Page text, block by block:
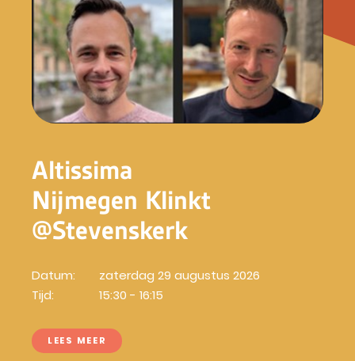
Altissima
Nijmegen Klinkt
@Stevenskerk
Datum:
Tijd:
zaterdag 29 augustus 2026
15:30 - 16:15
LEES MEER